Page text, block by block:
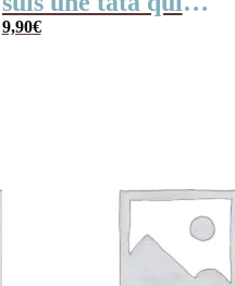
déchire – Cadeau
9,90€